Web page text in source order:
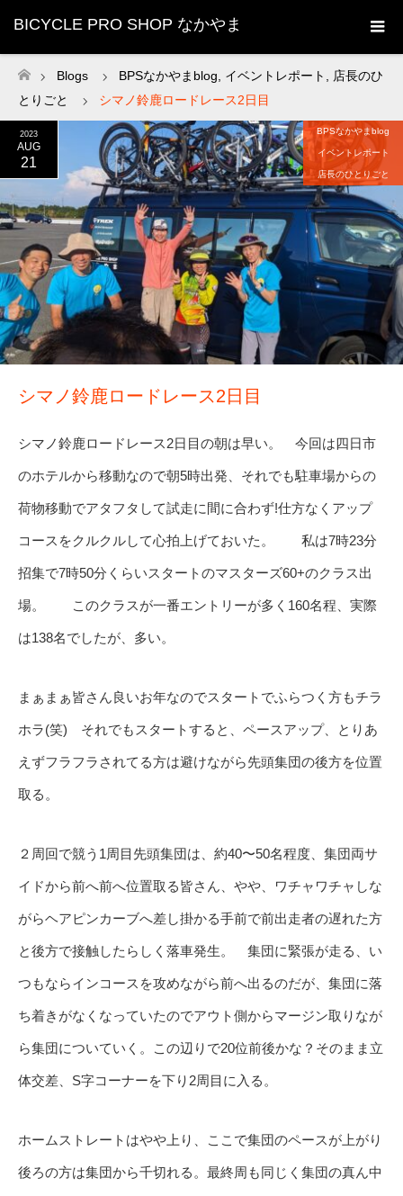
BICYCLE PRO SHOP なかやま
ホーム
Blogs BPSなかやまblog イベントレポート
店長のひ
とりごと
シマノ鈴鹿ロードレース2日目
2023
AUG
21
BPSなかやまblog
イベントレポート
店長のひとりごと
シマノ鈴鹿ロードレース2日目
シマノ鈴鹿ロードレース2日目の朝は早い。 今回は四日市
のホテルから移動なので朝5時出発、それでも駐車場からの
荷物移動でアタフタして試走に間に合わず!仕方なくアップ
コースをクルクルして心拍上げておいた。 私は7時23分
招集で7時50分くらいスタートのマスターズ60+のクラス出
場。 このクラスが一番エントリーが多く160名程、実際
は138名でしたが、多い。
まぁまぁ皆さん良いお年なのでスタートでふらつく方もチラ
ホラ(笑) それでもスタートすると、ペースアップ、とりあ
えずフラフラされてる方は避けながら先頭集団の後方を位置
取る。
２周回で競う1周目先頭集団は、約40〜50名程度、集団両サ
イドから前へ前へ位置取る皆さん、やや、ワチャワチャしな
がらヘアピンカーブへ差し掛かる手前で前出走者の遅れた方
と後方で接触したらしく落車発生。 集団に緊張が走る、い
つもならインコースを攻めながら前へ出るのだが、集団に落
ち着きがなくなっていたのでアウト側からマージン取りなが
ら集団についていく。この辺りで20位前後かな？そのまま立
体交差、S字コーナーを下り2周目に入る。
ホームストレートはやや上り、ここで集団のペースが上がり
後ろの方は集団から千切れる。最終周も同じく集団の真ん中